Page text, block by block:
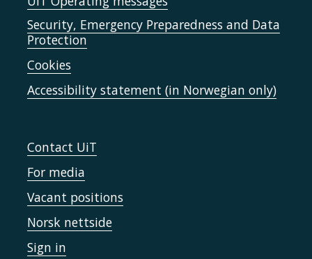
Security, Emergency Preparedness and Data
Protection
Cookies
Accessibility statement (in Norwegian only)
Contact UiT
For media
Vacant positions
Norsk nettside
Sign in